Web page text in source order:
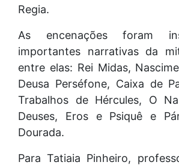
Regia.
As encenações foram
importantes narrativas da
entre elas: Rei Midas,
Deusa Perséfone, Caixa de
Trabalhos de Hércules, O
Deuses, Eros e Psiquê e
Dourada.
Para Tatiaia Pinheiro,